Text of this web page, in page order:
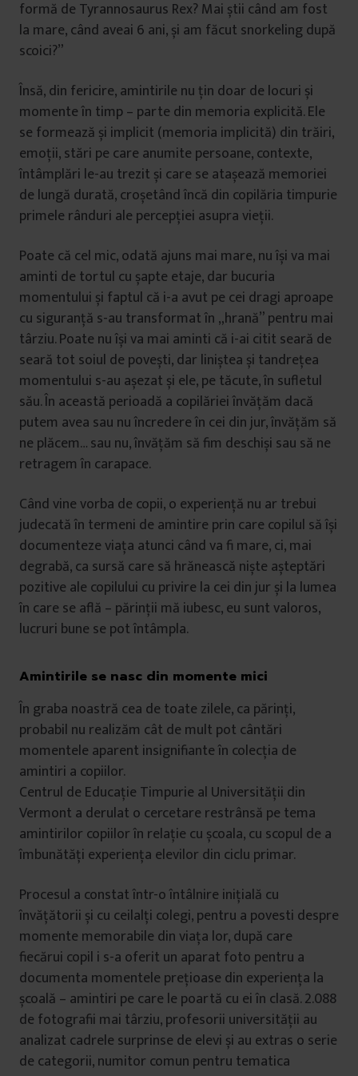
formă de Tyrannosaurus Rex? Mai știi când am fost
la mare, când aveai 6 ani, și am făcut snorkeling după
scoici?”
Însă, din fericire, amintirile nu țin doar de locuri și
momente în timp – parte din memoria explicită. Ele
se formează și implicit (memoria implicită) din trăiri,
emoții, stări pe care anumite persoane, contexte,
întâmplări le-au trezit și care se atașează memoriei
de lungă durată, croșetând încă din copilăria timpurie
primele rânduri ale percepției asupra vieții.
Poate că cel mic, odată ajuns mai mare, nu își va mai
aminti de tortul cu șapte etaje, dar bucuria
momentului și faptul că i-a avut pe cei dragi aproape
cu siguranță s-au transformat în „hrană” pentru mai
târziu. Poate nu își va mai aminti că i-ai citit seară de
seară tot soiul de povești, dar liniștea și tandrețea
momentului s-au așezat și ele, pe tăcute, în sufletul
său. În această perioadă a copilăriei învățăm dacă
putem avea sau nu încredere în cei din jur, învățăm să
ne plăcem… sau nu, învățăm să fim deschiși sau să ne
retragem în carapace.
Când vine vorba de copii, o experiență nu ar trebui
judecată în termeni de amintire prin care copilul să își
documenteze viața atunci când va fi mare, ci, mai
degrabă, ca sursă care să hrănească niște așteptări
pozitive ale copilului cu privire la cei din jur și la lumea
în care se află – părinții mă iubesc, eu sunt valoros,
lucruri bune se pot întâmpla.
Amintirile se nasc din momente mici
În graba noastră cea de toate zilele, ca părinți,
probabil nu realizăm cât de mult pot cântări
momentele aparent insignifiante în colecția de
amintiri a copiilor.
Centrul de Educație Timpurie al Universității din
Vermont a derulat o cercetare restrânsă pe tema
amintirilor copiilor în relație cu școala, cu scopul de a
îmbunătăți experiența elevilor din ciclu primar.
Procesul a constat într-o întâlnire inițială cu
învățătorii și cu ceilalți colegi, pentru a povesti despre
momente memorabile din viața lor, după care
fiecărui copil i s-a oferit un aparat foto pentru a
documenta momentele prețioase din experiența la
școală – amintiri pe care le poartă cu ei în clasă. 2.088
de fotografii mai târziu, profesorii universității au
analizat cadrele surprinse de elevi și au extras o serie
de categorii, numitor comun pentru tematica